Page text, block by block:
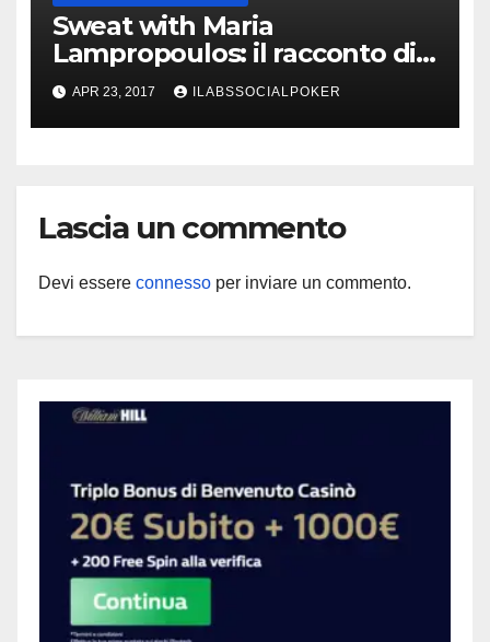
Sweat with Maria
Lampropoulos: il racconto di
Ivan Luca che raila la ragazza
al final table del Millions!
APR 23, 2017 ILABSSOCIALPOKER
Lascia un commento
Devi essere connesso per inviare un commento.